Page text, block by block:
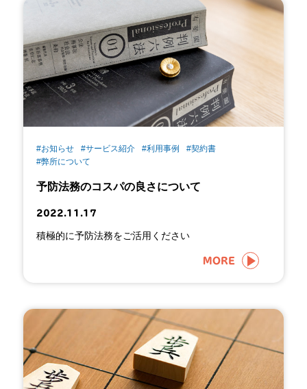
#お知らせ #サービス紹介 #利用事例
#契約書
#弊所について
予防法務のコスパの良さについて
2022.11.17
積極的に予防法務をご活用ください
MORE